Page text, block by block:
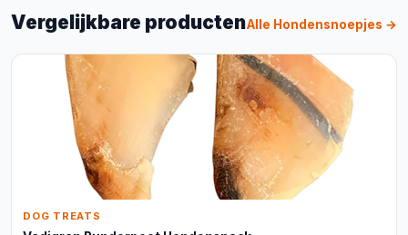
Vergelijkbare productenAlle Hondensnoepjes →
DOG TREATS